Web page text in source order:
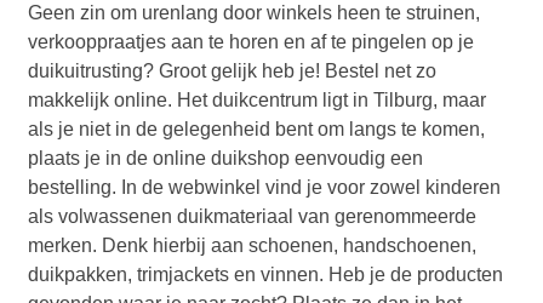
Geen zin om urenlang door winkels heen te struinen,
verkooppraatjes aan te horen en af te pingelen op je
duikuitrusting? Groot gelijk heb je! Bestel net zo
makkelijk online. Het duikcentrum ligt in Tilburg, maar
als je niet in de gelegenheid bent om langs te komen,
plaats je in de online duikshop eenvoudig een
bestelling. In de webwinkel vind je voor zowel kinderen
als volwassenen duikmateriaal van gerenommeerde
merken. Denk hierbij aan schoenen, handschoenen,
duikpakken, trimjackets en vinnen. Heb je de producten